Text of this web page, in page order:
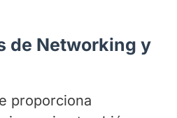
de Networking y
proporciona